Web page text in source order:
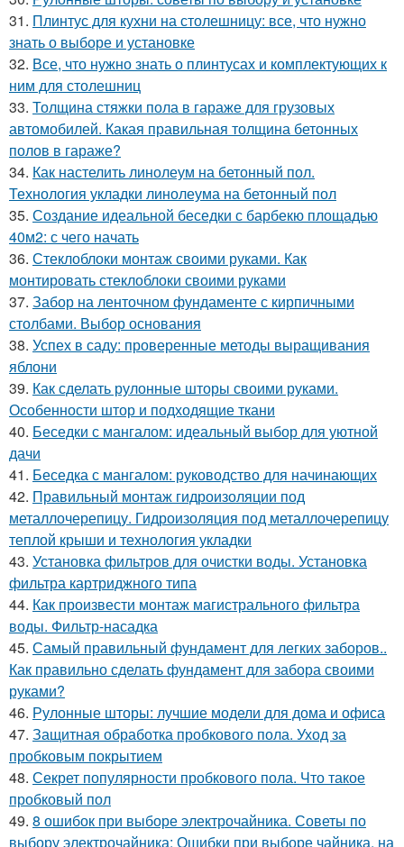
31. Плинтус для кухни на столешницу: все, что нужно
знать о выборе и установке
32. Все, что нужно знать о плинтусах и комплектующих к
ним для столешниц
33. Толщина стяжки пола в гараже для грузовых
автомобилей. Какая правильная толщина бетонных
полов в гараже?
34. Как настелить линолеум на бетонный пол.
Технология укладки линолеума на бетонный пол
35. Создание идеальной беседки с барбекю площадью
40м2: с чего начать
36. Стеклоблоки монтаж своими руками. Как
монтировать стеклоблоки своими руками
37. Забор на ленточном фундаменте с кирпичными
столбами. Выбор основания
38. Успех в саду: проверенные методы выращивания
яблони
39. Как сделать рулонные шторы своими руками.
Особенности штор и подходящие ткани
40. Беседки с мангалом: идеальный выбор для уютной
дачи
41. Беседка с мангалом: руководство для начинающих
42. Правильный монтаж гидроизоляции под
металлочерепицу. Гидроизоляция под металлочерепицу
теплой крыши и технология укладки
43. Установка фильтров для очистки воды. Установка
фильтра картриджного типа
44. Как произвести монтаж магистрального фильтра
воды. Фильтр-насадка
45. Самый правильный фундамент для легких заборов..
Как правильно сделать фундамент для забора своими
руками?
46. Рулонные шторы: лучшие модели для дома и офиса
47. Защитная обработка пробкового пола. Уход за
пробковым покрытием
48. Секрет популярности пробкового пола. Что такое
пробковый пол
49. 8 ошибок при выборе электрочайника. Советы по
выбору электрочайника: Ошибки при выборе чайника, на